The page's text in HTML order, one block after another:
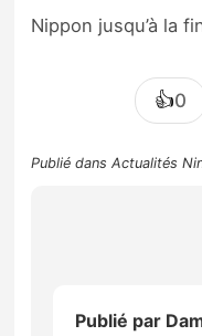
Nippon jusqu’à la
👍0
Publié dansActualités
Publié par